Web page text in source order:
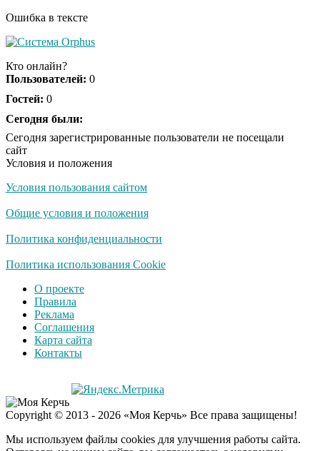
Ошибка в тексте
Кто онлайн?
Пользователей: 0
Гостей: 0
Сегодня были:
Сегодня зарегистрированные пользователи не посещали
сайт
Условия и положения
Условия пользования сайтом
Общие условия и положения
Политика конфиденциальности
Политика использования Cookie
О проекте
Правила
Реклама
Соглашения
Карта сайта
Контакты
Copyright © 2013 - 2026 «Моя Керчь» Все права защищены!
Мы используем файлы cookies для улучшения работы сайта.